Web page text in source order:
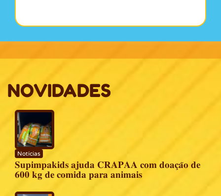
NOVIDADES
Notícias
𝐒𝐮𝐩𝐢𝐦𝐩𝐚𝐤𝐢𝐝𝐬 𝐚𝐣𝐮𝐝𝐚 𝐂𝐑𝐀𝐏𝐀𝐀 𝐜𝐨𝐦 𝐝𝐨𝐚𝐜̧𝐚̃𝐨 𝐝𝐞
𝟔𝟎𝟎 𝐤𝐠 𝐝𝐞 𝐜𝐨𝐦𝐢𝐝𝐚 𝐩𝐚𝐫𝐚 𝐚𝐧𝐢𝐦𝐚𝐢𝐬